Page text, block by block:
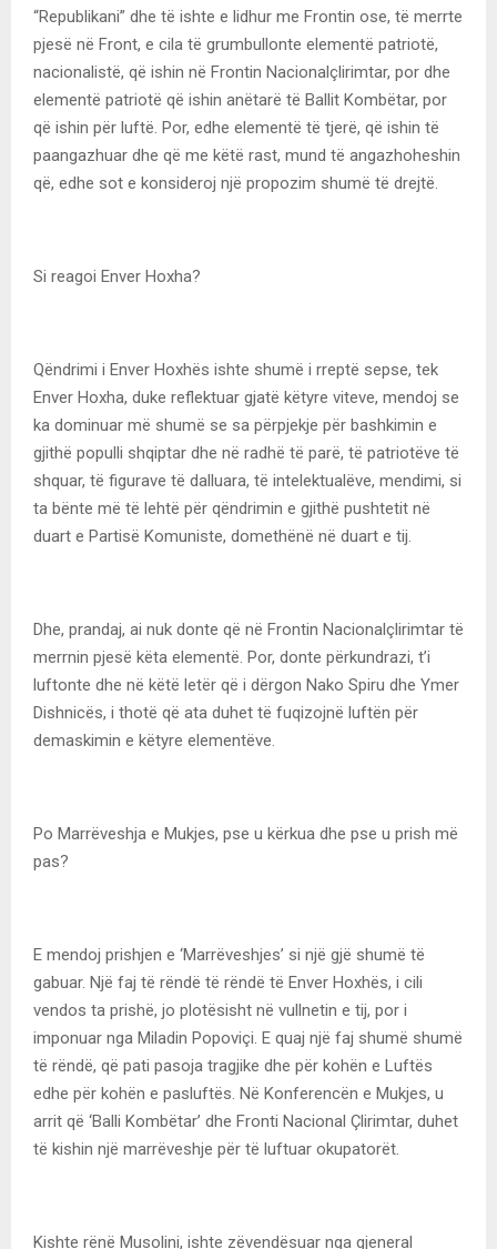
“Republikani” dhe të ishte e lidhur me Frontin ose, të merrte
pjesë në Front, e cila të grumbullonte elementë patriotë,
nacionalistë, që ishin në Frontin Nacionalçlirimtar, por dhe
elementë patriotë që ishin anëtarë të Ballit Kombëtar, por
që ishin për luftë. Por, edhe elementë të tjerë, që ishin të
paangazhuar dhe që me këtë rast, mund të angazhoheshin
që, edhe sot e konsideroj një propozim shumë të drejtë.
Si reagoi Enver Hoxha?
Qëndrimi i Enver Hoxhës ishte shumë i rreptë sepse, tek
Enver Hoxha, duke reflektuar gjatë këtyre viteve, mendoj se
ka dominuar më shumë se sa përpjekje për bashkimin e
gjithë populli shqiptar dhe në radhë të parë, të patriotëve të
shquar, të figurave të dalluara, të intelektualëve, mendimi, si
ta bënte më të lehtë për qëndrimin e gjithë pushtetit në
duart e Partisë Komuniste, domethënë në duart e tij.
Dhe, prandaj, ai nuk donte që në Frontin Nacionalçlirimtar të
merrnin pjesë këta elementë. Por, donte përkundrazi, t’i
luftonte dhe në këtë letër që i dërgon Nako Spiru dhe Ymer
Dishnicës, i thotë që ata duhet të fuqizojnë luftën për
demaskimin e këtyre elementëve.
Po Marrëveshja e Mukjes, pse u kërkua dhe pse u prish më
pas?
E mendoj prishjen e ‘Marrëveshjes’ si një gjë shumë të
gabuar. Një faj të rëndë të rëndë të Enver Hoxhës, i cili
vendos ta prishë, jo plotësisht në vullnetin e tij, por i
imponuar nga Miladin Popoviçi. E quaj një faj shumë shumë
të rëndë, që pati pasoja tragjike dhe për kohën e Luftës
edhe për kohën e pasluftës. Në Konferencën e Mukjes, u
arrit që ‘Balli Kombëtar’ dhe Fronti Nacional Çlirimtar, duhet
të kishin një marrëveshje për të luftuar okupatorët.
Kishte rënë Musolini, ishte zëvendësuar nga gjeneral